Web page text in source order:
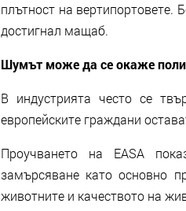
плътност на вертипортовете.
достигнал мащаб.
Шумът може да се окаже
В индустрията често се
европейските граждани
Проучването на EASA
замърсяване като основно
животните и качеството на